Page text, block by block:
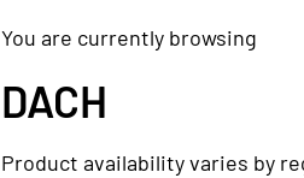
You are currently browsing
DACH
Product availability varies by